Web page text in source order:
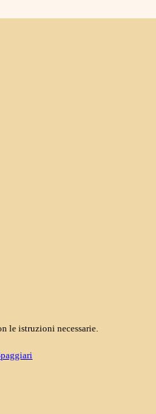
le istruzioni necessarie.